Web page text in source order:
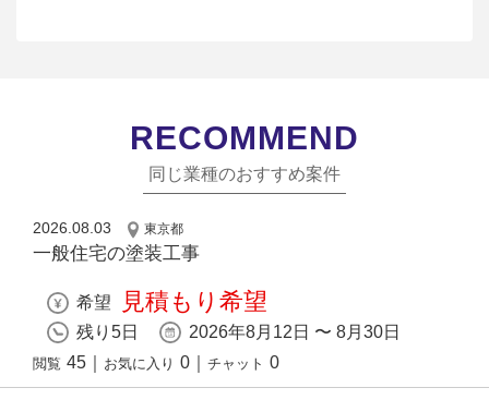
RECOMMEND
同じ業種のおすすめ案件
2026.08.03 東京都
一般住宅の塗装工事
希望 見積もり希望
残り5日 2026年8月12日 〜 8月30日
閲覧 45 お気に入り 0 チャット 0